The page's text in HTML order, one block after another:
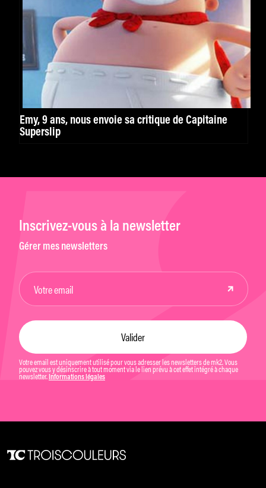
Emy, 9 ans, nous envoie sa critique de Capitaine
Superslip
Inscrivez-vous à la newsletter
Gérer mes newsletters
Votre email est uniquement utilisé pour vous adresser les newsletters de mk2. Vous
pouvez vous y désinscrire à tout moment via le lien prévu à cet effet intégré à chaque
newsletter. Informations légales